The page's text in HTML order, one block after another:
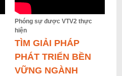
Phóng sự được VTV2 thực
hiện
TÌM GIẢI PHÁP
PHÁT TRIỂN BỀN
VỮNG NGÀNH